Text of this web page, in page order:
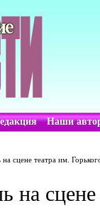
Наши
сцене театра им.
сцене